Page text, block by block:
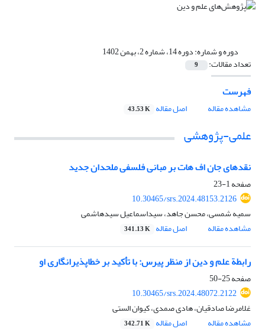
دوره و شماره:دوره 14، شماره 2، بهمن 1402
تعداد مقالات: 9
فهرست
مشاهده مقاله اصل مقاله 43.53 K
علمی-پژوهشی
نقدهای جان اف هات بر مبانی فلسفی ملحدان جدید
صفحه1-23
10.30465/srs.2024.48153.2126
سمیه شمسی، محسن جاهد، سیداسماعیل سیدهاشمی
مشاهده مقاله
اصل مقاله 341.13 K
رابطة علم و دین از منظر پیرس: با تأکید بر خطاپذیرانگاری او
صفحه25-50
10.30465/srs.2024.48072.2122
غلامرضا صادقیان، هادی صمدی، کیوان الستی
مشاهده مقاله
اصل مقاله 342.71 K